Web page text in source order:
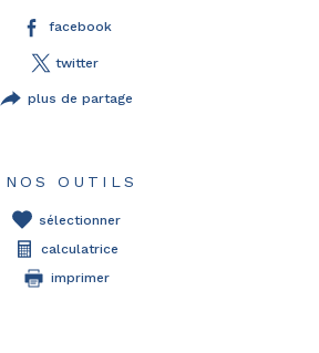
facebook
twitter
plus de partage
NOS OUTILS
sélectionner
calculatrice
imprimer